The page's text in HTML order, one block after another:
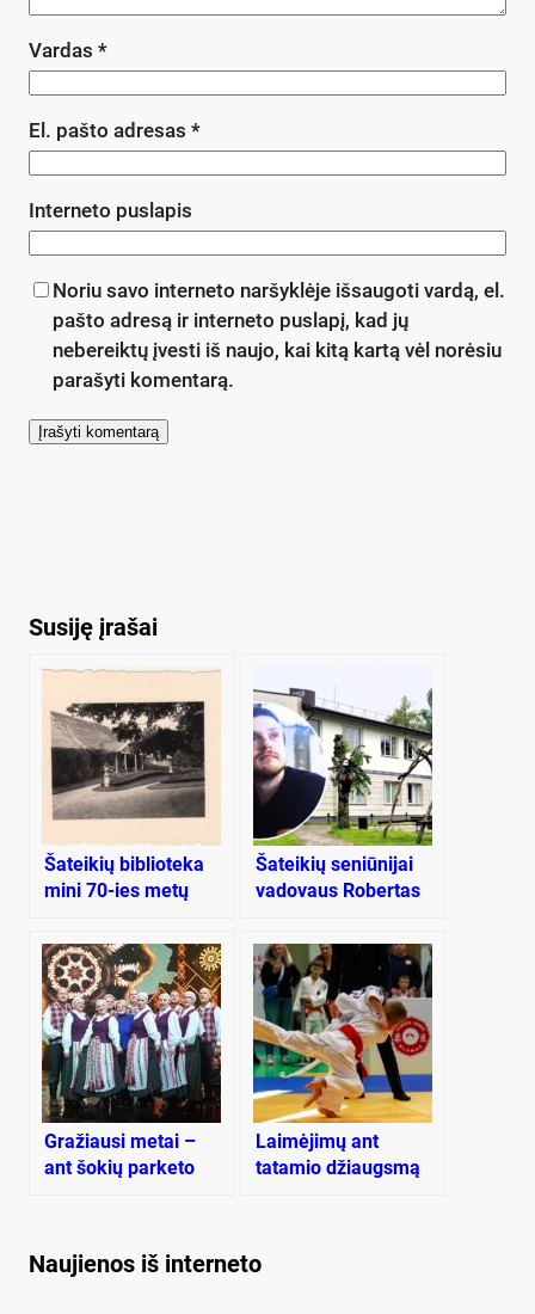
Vardas *
El. pašto adresas *
Interneto puslapis
Noriu savo interneto naršyklėje išsaugoti vardą, el.
pašto adresą ir interneto puslapį, kad jų
nebereiktų įvesti iš naujo, kai kitą kartą vėl norėsiu
parašyti komentarą.
Susiję įrašai
Šateikių biblioteka
mini 70-ies metų
Šateikių seniūnijai
vadovaus Robertas
Gražiausi metai –
ant šokių parketo
Laimėjimų ant
tatamio džiaugsmą
Naujienos iš interneto